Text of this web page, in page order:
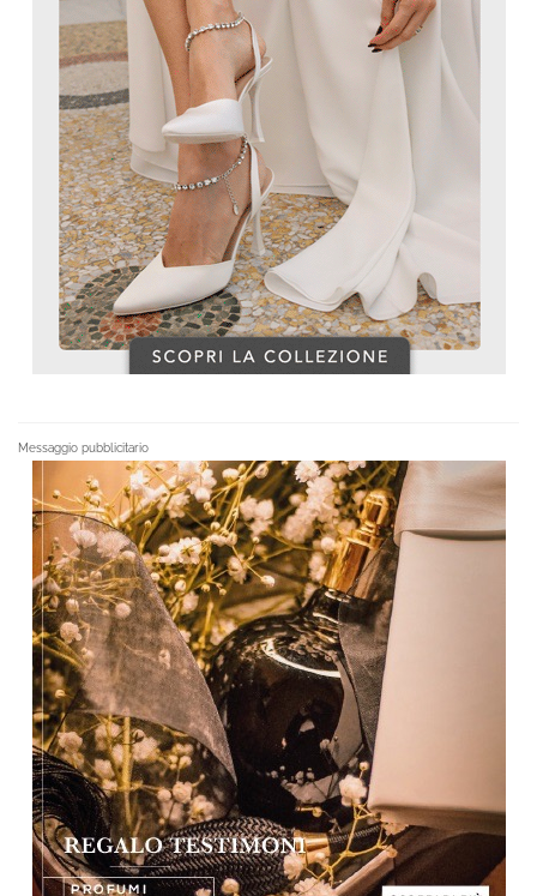
Messaggio pubblicitario